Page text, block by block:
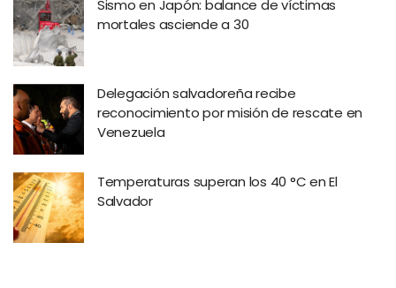
Sismo en Japón: balance de víctimas
mortales asciende a 30
Delegación salvadoreña recibe
reconocimiento por misión de rescate en
Venezuela
Temperaturas superan los 40 °C en El
Salvador